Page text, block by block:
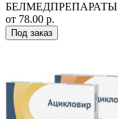
БЕЛМЕДПРЕПАРАТЫ
от 78.00 р.
Под заказ